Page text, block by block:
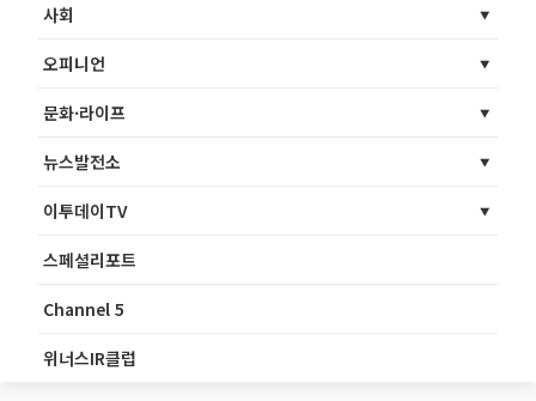
사회
오피니언
문화·라이프
뉴스발전소
이투데이TV
스페셜리포트
Channel 5
위너스IR클럽